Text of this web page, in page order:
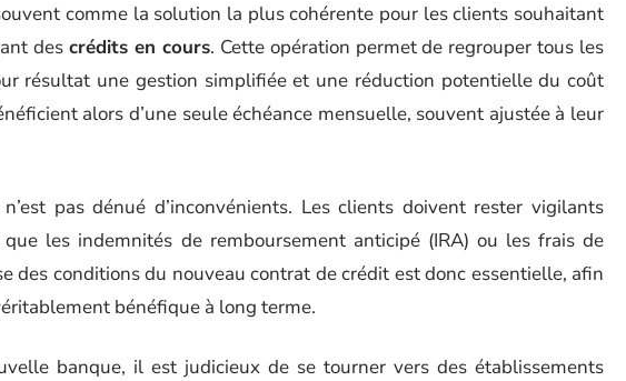
comme la solution la plus cohérente pour les clients souhaitant
descrédits en cours. Cette opération permet de regrouper tous les
résultat une gestion simplifiée et une réduction potentielle du coût
alors d’une seule échéance mensuelle, souvent ajustée à leur
pas dénué d’inconvénients. Les clients doivent rester vigilants
les indemnités de remboursement anticipé (IRA) ou les frais de
des conditions du nouveau contrat de crédit est donc essentielle, afin
bénéfique à long terme.
banque, il est judicieux de se tourner vers des établissements